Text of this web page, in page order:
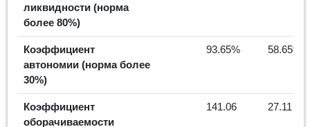
ликвидности (норма
более 80%)
Коэффициент
автономии (норма более
30%)
93.65% 58.65%
Коэффициент
оборачиваемости
141.06 27.11